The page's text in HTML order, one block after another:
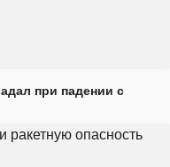
при падении с